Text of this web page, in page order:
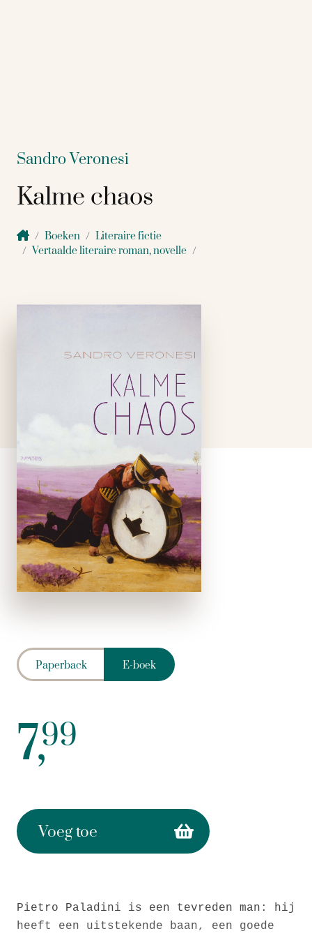
Sandro Veronesi
Kalme chaos
Boeken
Literaire fictie
Vertaalde literaire roman, novelle
Paperback E-boek
7,99
Voeg toe
Pietro Paladini is een tevreden man: hij
heeft een uitstekende baan, een goede